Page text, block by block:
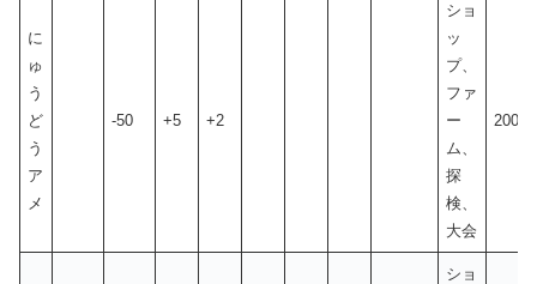
に
ゅ
う
ど
う
ア
メ
-50 +5 +2
ショ
ッ
プ、
ファ
ー
ム、
探
検、
大会
200
ショ